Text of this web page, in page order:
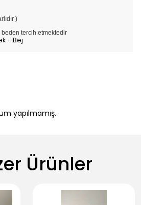
)
tercih etmektedir
- Bej
yapılmamış.
Ürünler